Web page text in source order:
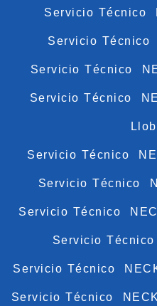
Servicio Técnico
Servicio
Servicio Técnico
Servicio Técnico
Servicio Técnico
Servicio Técnico
Servicio Técnico
Servicio
Servicio Técnico
Servicio Técnico